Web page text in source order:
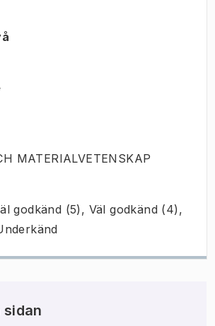
MATERIALVETENSKAP
godkänd (5), Väl godkänd (4),
sidan